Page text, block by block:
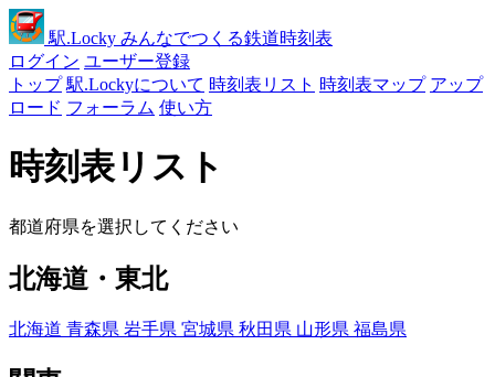
駅.Locky みんなでつくる鉄道時刻表
ログイン ユーザー登録
トップ 駅.Lockyについて 時刻表リスト 時刻表マップ アップ
ロード フォーラム 使い方
時刻表リスト
都道府県を選択してください
北海道・東北
北海道 青森県 岩手県 宮城県 秋田県 山形県 福島県